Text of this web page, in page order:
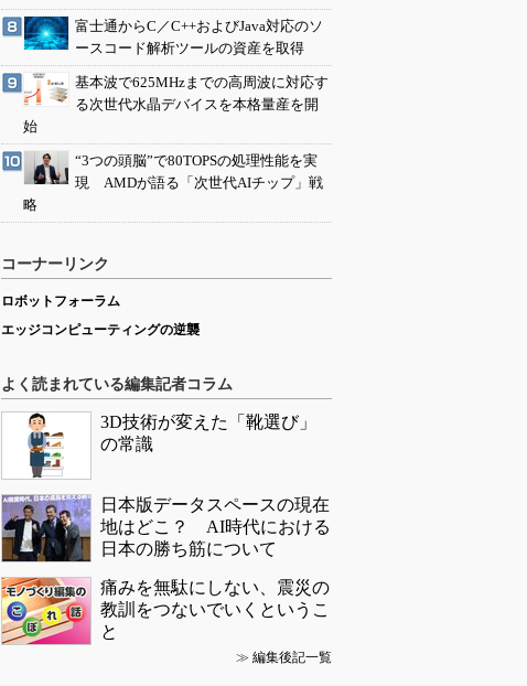
富士通からC／C++およびJava対応のソ
ースコード解析ツールの資産を取得
基本波で625MHzまでの高周波に対応す
る次世代水晶デバイスを本格量産を開
始
“3つの頭脳”で80TOPSの処理性能を実
現 AMDが語る「次世代AIチップ」戦
略
コーナーリンク
ロボットフォーラム
エッジコンピューティングの逆襲
よく読まれている編集記者コラム
3D技術が変えた「靴選び」
の常識
日本版データスペースの現在
地はどこ？ AI時代における
日本の勝ち筋について
痛みを無駄にしない、震災の
教訓をつないでいくというこ
と
≫ 編集後記一覧